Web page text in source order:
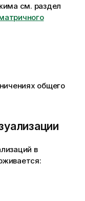
см. раздел
общего
в